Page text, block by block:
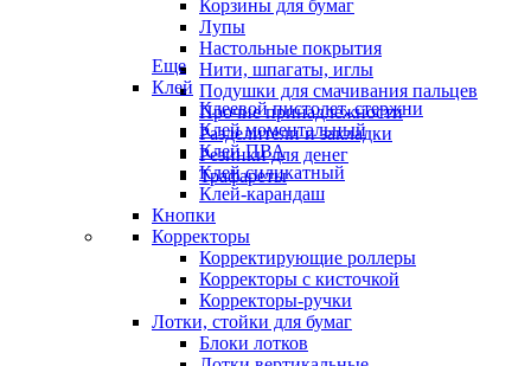
Корзины для бумаг
Лупы
Настольные покрытия
Нити, шпагаты, иглы
Подушки для смачивания пальцев
Прочие принадлежности
Разделители и закладки
Резинки для денег
Трафареты
Еще
Клей
Клеевой пистолет, стержни
Клей моментальный
Клей ПВА
Клей силикатный
Клей-карандаш
Кнопки
Корректоры
Корректирующие роллеры
Корректоры с кисточкой
Корректоры-ручки
Лотки, стойки для бумаг
Блоки лотков